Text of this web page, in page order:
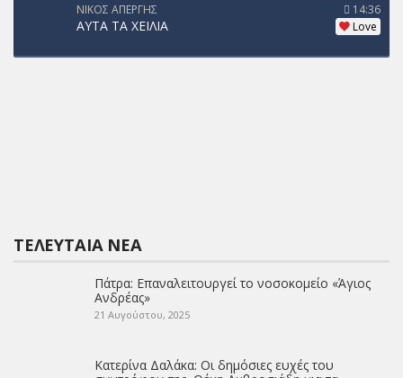
ΝΙΚΟΣ ΑΠΕΡΓΗΣ
ΑΥΤΑ ΤΑ ΧΕΙΛΙΑ
14:36
Love
ΤΕΛΕΥΤΑΊΑ ΝΈΑ
Πάτρα: Επαναλειτουργεί το νοσοκομείο «Άγιος
Ανδρέας»
21 Αυγούστου, 2025
Κατερίνα Δαλάκα: Οι δημόσιες ευχές του